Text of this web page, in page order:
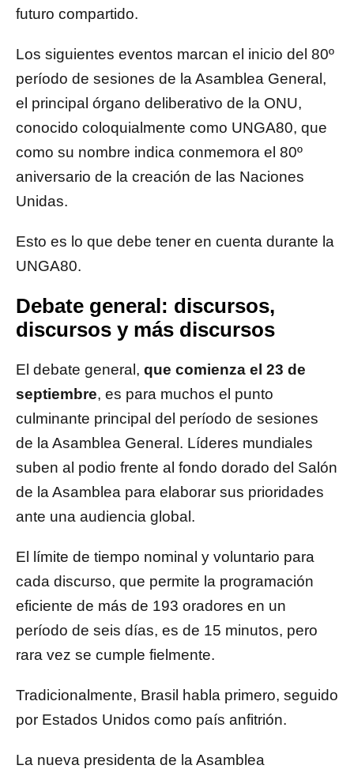
futuro compartido.
Los siguientes eventos marcan el inicio del 80º
período de sesiones de la Asamblea General,
el principal órgano deliberativo de la ONU,
conocido coloquialmente como UNGA80, que
como su nombre indica conmemora el 80º
aniversario de la creación de las Naciones
Unidas.
Esto es lo que debe tener en cuenta durante la
UNGA80.
Debate general: discursos,
discursos y más discursos
El debate general, que comienza el 23 de
septiembre, es para muchos el punto
culminante principal del período de sesiones
de la Asamblea General. Líderes mundiales
suben al podio frente al fondo dorado del Salón
de la Asamblea para elaborar sus prioridades
ante una audiencia global.
El límite de tiempo nominal y voluntario para
cada discurso, que permite la programación
eficiente de más de 193 oradores en un
período de seis días, es de 15 minutos, pero
rara vez se cumple fielmente.
Tradicionalmente, Brasil habla primero, seguido
por Estados Unidos como país anfitrión.
La nueva presidenta de la Asamblea